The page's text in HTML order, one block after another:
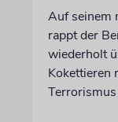
Auf seinem
rappt der
wiederholt
Kokettieren